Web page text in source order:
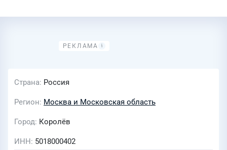
Страна Россия
Регион Москва и Московская область
Город Королёв
ИНН 5018000402